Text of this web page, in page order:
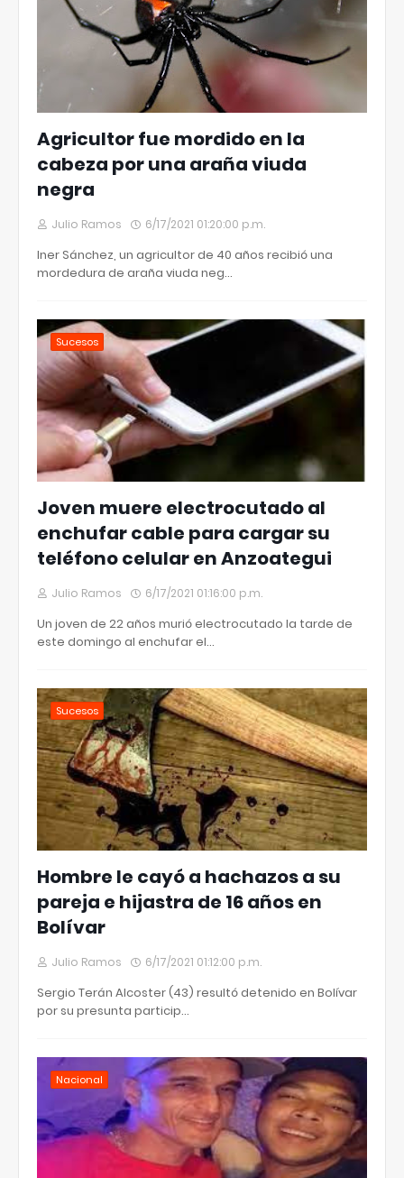
Agricultor fue mordido en la
cabeza por una araña viuda
negra
Julio Ramos 6/17/2021 01:20:00 p.m.
Iner Sánchez, un agricultor de 40 años recibió una
mordedura de araña viuda neg…
Sucesos
Joven muere electrocutado al
enchufar cable para cargar su
teléfono celular en Anzoategui
Julio Ramos 6/17/2021 01:16:00 p.m.
Un joven de 22 años murió electrocutado la tarde de
este domingo al enchufar el…
Sucesos
Hombre le cayó a hachazos a su
pareja e hijastra de 16 años en
Bolívar
Julio Ramos 6/17/2021 01:12:00 p.m.
Sergio Terán Alcoster (43) resultó detenido en Bolívar
por su presunta particip…
Nacional